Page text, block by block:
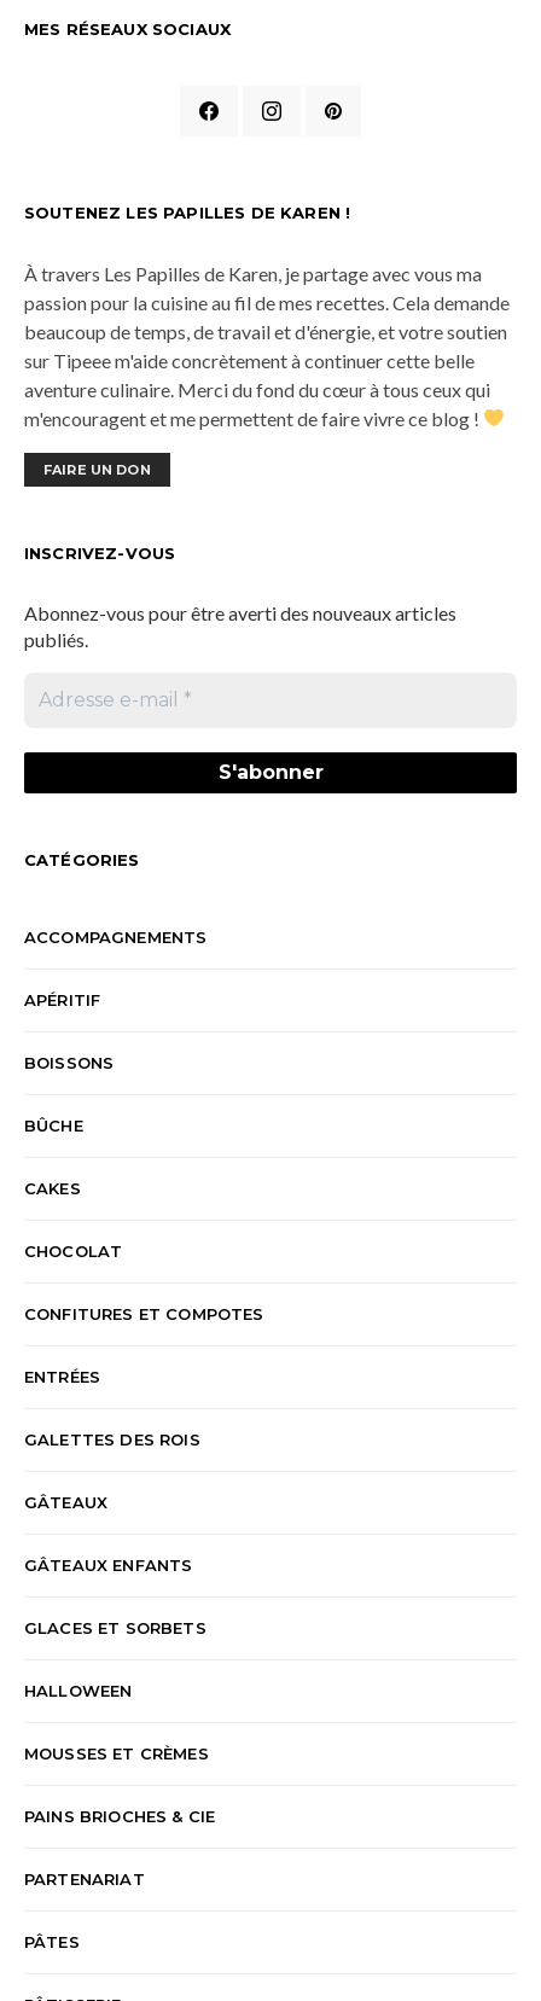
MES RÉSEAUX SOCIAUX
SOUTENEZ LES PAPILLES DE KAREN !
À travers Les Papilles de Karen, je partage avec vous ma
passion pour la cuisine au fil de mes recettes. Cela demande
beaucoup de temps, de travail et d'énergie, et votre soutien
sur Tipeee m'aide concrètement à continuer cette belle
aventure culinaire. Merci du fond du cœur à tous ceux qui
m'encouragent et me permettent de faire vivre ce blog !
FAIRE UN DON
INSCRIVEZ-VOUS
Abonnez-vous pour être averti des nouveaux articles
publiés.
CATÉGORIES
ACCOMPAGNEMENTS
APÉRITIF
BOISSONS
BÛCHE
CAKES
CHOCOLAT
CONFITURES ET COMPOTES
ENTRÉES
GALETTES DES ROIS
GÂTEAUX
GÂTEAUX ENFANTS
GLACES ET SORBETS
HALLOWEEN
MOUSSES ET CRÈMES
PAINS BRIOCHES & CIE
PARTENARIAT
PÂTES